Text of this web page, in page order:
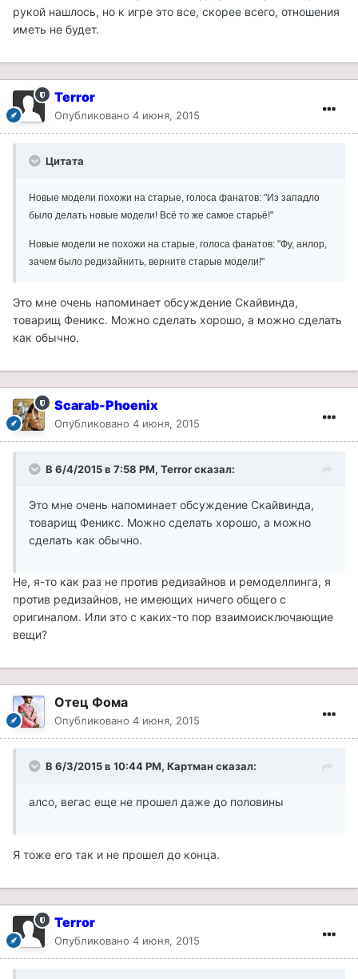
рукой нашлось, но к игре это все, скорее всего, отношения
иметь не будет.
Terror
Опубликовано 4 июня, 2015
Цитата
Новые модели похожи на старые, голоса фанатов: "Из западло
было делать новые модели! Всё то же самое старьё!"
Новые модели не похожи на старые, голоса фанатов: "Фу, анлор,
зачем было редизайнить, верните старые модели!"
Это мне очень напоминает обсуждение Скайвинда,
товарищ Феникс. Можно сделать хорошо, а можно сделать
как обычно.
Scarab-Phoenix
Опубликовано 4 июня, 2015
В 6/4/2015 в 7:58 PM, Terror сказал:
Это мне очень напоминает обсуждение Скайвинда,
товарищ Феникс. Можно сделать хорошо, а можно
сделать как обычно.
Не, я-то как раз не против редизайнов и ремоделлинга, я
против редизайнов, не имеющих ничего общего с
оригиналом. Или это с каких-то пор взаимоисключающие
вещи?
Отец Фома
Опубликовано 4 июня, 2015
В 6/3/2015 в 10:44 PM, Картман сказал:
алсо, вегас еще не прошел даже до половины
Я тоже его так и не прошел до конца.
Terror
Опубликовано 4 июня, 2015